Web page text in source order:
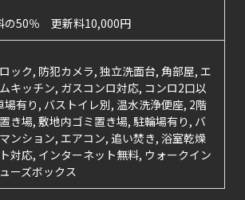
の50％ 更新料10,000円
ック, 防犯カメラ, 独立洗面台, 角部屋, エ
キッチン, ガスコンロ対応, コンロ2口以
場有り, バストイレ別, 温水洗浄便座, 2階
き場, 敷地内ゴミ置き場, 駐輪場有り, バ
ンション, エアコン, 追い焚き, 浴室乾燥
対応, インターネット無料, ウォークイン
ーズボックス